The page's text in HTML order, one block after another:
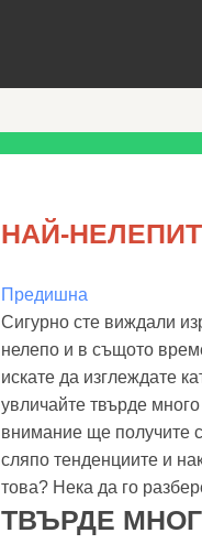
НАЙ-
Предишна
Сигурно сте виждали
нелепо и в същото
искате да изглеждате
увличайте твърде
внимание ще получите
сляпо тенденциите и
това? Нека да го
ТВЪРДЕ